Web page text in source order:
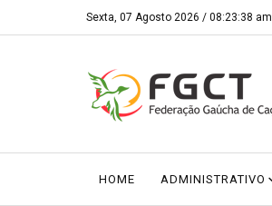
Sexta, 07 Agosto 2026 / 08:23:38 am
HOME ADMINISTRATIVO